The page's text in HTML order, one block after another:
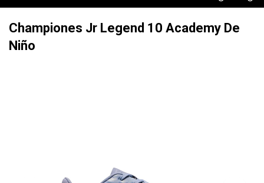
Championes Jr Legend 10 Academy De
Niño